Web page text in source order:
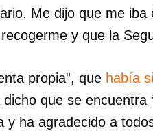
Me dijo que me
recogerme y que la
propia”, que había
que se
y ha agradecido a